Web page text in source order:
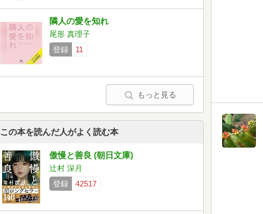
隣人の愛を知れ
尾形 真理子
登録
11
もっと見る
この本を読んだ人がよく読む本
傲慢と善良 (朝日文庫)
辻村 深月
登録
42517